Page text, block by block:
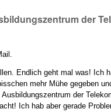
der
Endlich geht mal was! Ich
mehr Mühe gegeben
der
Ich hab aber gerade